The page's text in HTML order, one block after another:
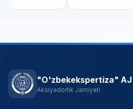
"O'zbekekspertiza" AJ
Aksiyadorlik Jamiyati